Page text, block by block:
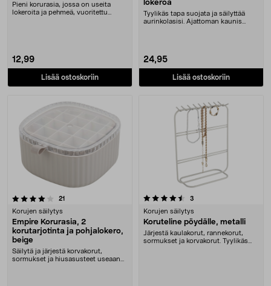
Pieni korurasia, jossa on useita
lokeroita ja pehmeä, vuoritettu
12,99
Lisää ostoskoriin
lokeroa
Tyylikäs tapa suojata ja säilyttää
aurinkolasisi. Ajattoman kaunis
24,95
Lisää ostoskoriin
21
Korujen säilytys
Empire Korurasia, 2
korutarjotinta ja pohjalokero,
beige
Säilytä ja järjestä korvakorut,
sormukset ja hiusasusteet useaan
4.5 viidestä tähdestä 3
Korujen säilytys
Koruteline pöydälle, metalli
Järjestä kaulakorut, rannekorut,
sormukset ja korvakorut. Tyylikäs